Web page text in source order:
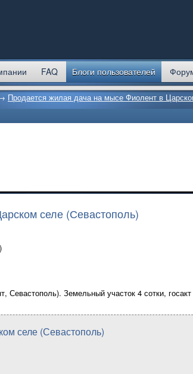
FAQ Блоги пользователей
Продается жилая дача на мысе Фиолент в
селе (Севастополь)
Земельный участок 4 сотки,
селе (Севастополь)